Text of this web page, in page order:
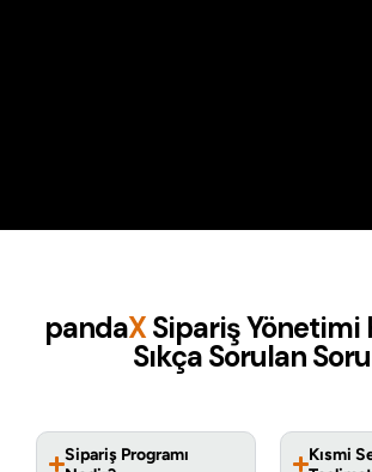
pandaXSipariş Yönetimi
Sıkça Sorulan
Sipariş Programı
Kısmi